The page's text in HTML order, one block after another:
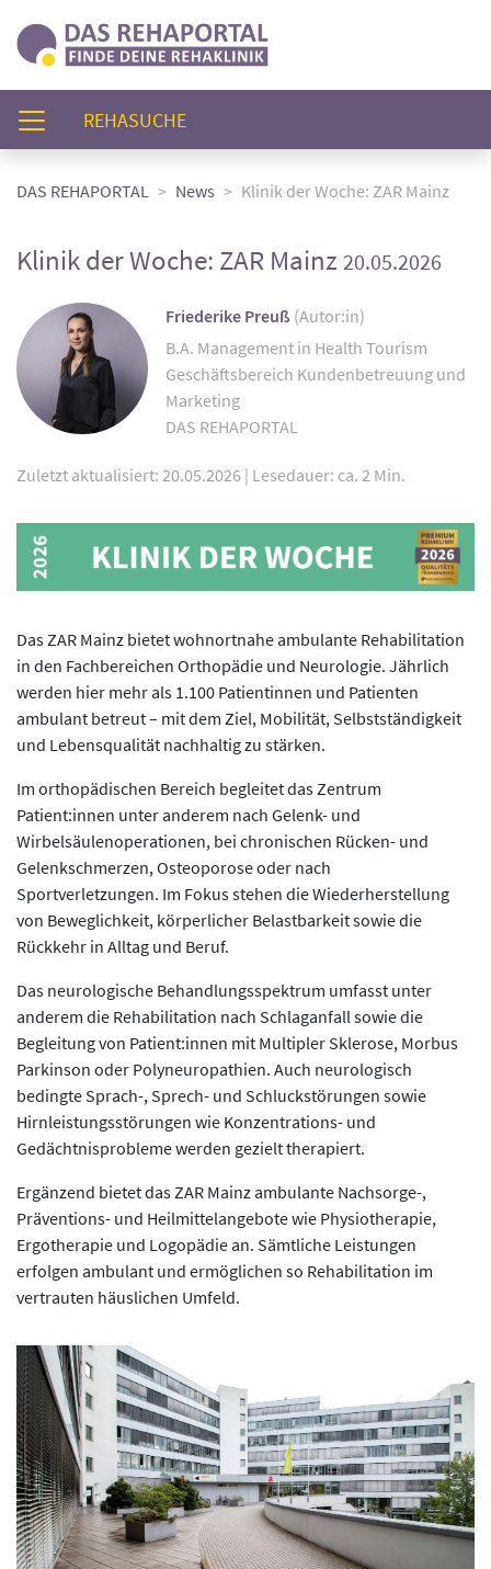
REHASUCHE(AKTUELL)
DAS REHAPORTAL News Klinik der Woche: ZAR Mainz
Klinik der Woche: ZAR Mainz 20.05.2026
Friederike Preuß (Autor:in)
B.A. Management in Health Tourism
Geschäftsbereich Kundenbetreuung und
Marketing
DAS REHAPORTAL
Zuletzt aktualisiert: 20.05.2026 | Lesedauer: ca. 2 Min.
Das ZAR Mainz bietet wohnortnahe ambulante Rehabilitation
in den Fachbereichen Orthopädie und Neurologie. Jährlich
werden hier mehr als 1.100 Patientinnen und Patienten
ambulant betreut – mit dem Ziel, Mobilität, Selbstständigkeit
und Lebensqualität nachhaltig zu stärken.
Im orthopädischen Bereich begleitet das Zentrum
Patient:innen unter anderem nach Gelenk- und
Wirbelsäulenoperationen, bei chronischen Rücken- und
Gelenkschmerzen, Osteoporose oder nach
Sportverletzungen. Im Fokus stehen die Wiederherstellung
von Beweglichkeit, körperlicher Belastbarkeit sowie die
Rückkehr in Alltag und Beruf.
Das neurologische Behandlungsspektrum umfasst unter
anderem die Rehabilitation nach Schlaganfall sowie die
Begleitung von Patient:innen mit Multipler Sklerose, Morbus
Parkinson oder Polyneuropathien. Auch neurologisch
bedingte Sprach-, Sprech- und Schluckstörungen sowie
Hirnleistungsstörungen wie Konzentrations- und
Gedächtnisprobleme werden gezielt therapiert.
Ergänzend bietet das ZAR Mainz ambulante Nachsorge-,
Präventions- und Heilmittelangebote wie Physiotherapie,
Ergotherapie und Logopädie an. Sämtliche Leistungen
erfolgen ambulant und ermöglichen so Rehabilitation im
vertrauten häuslichen Umfeld.